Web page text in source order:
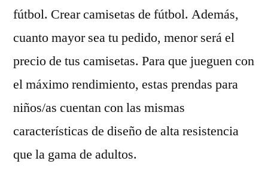
fútbol. Crear camisetas de fútbol. Además,
cuanto mayor sea tu pedido, menor será el
precio de tus camisetas. Para que jueguen con
el máximo rendimiento, estas prendas para
niños/as cuentan con las mismas
características de diseño de alta resistencia
que la gama de adultos.